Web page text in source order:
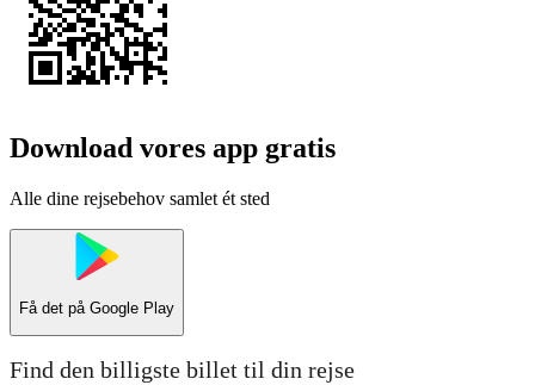
Download vores app gratis
Alle dine rejsebehov samlet ét sted
Få det på Google Play
Find den billigste billet til din rejse